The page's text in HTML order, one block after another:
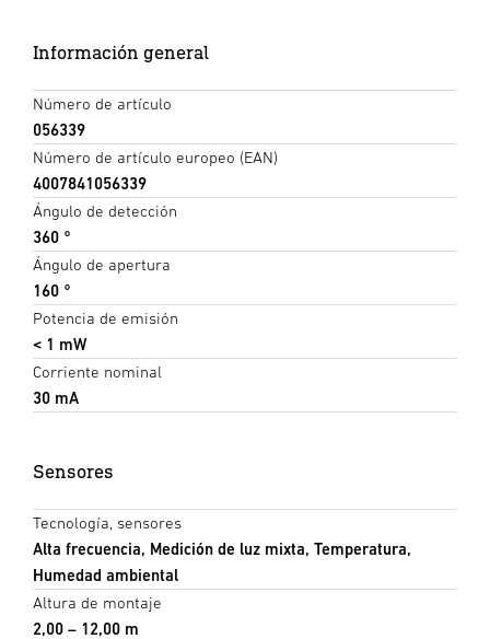
Información general
Número de artículo
056339
Número de artículo europeo (EAN)
4007841056339
Ángulo de detección
360 °
Ángulo de apertura
160 °
Potencia de emisión
< 1 mW
Corriente nominal
30 mA
Sensores
Tecnología, sensores
Alta frecuencia, Medición de luz mixta, Temperatura,
Humedad ambiental
Altura de montaje
2,00 – 12,00 m